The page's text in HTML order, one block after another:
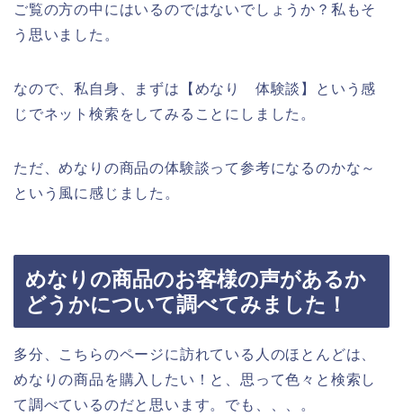
ご覧の方の中にはいるのではないでしょうか？私もそ
う思いました。
なので、私自身、まずは【めなり 体験談】という感
じでネット検索をしてみることにしました。
ただ、めなりの商品の体験談って参考になるのかな～
という風に感じました。
めなりの商品のお客様の声があるか
どうかについて調べてみました！
多分、こちらのページに訪れている人のほとんどは、
めなりの商品を購入したい！と、思って色々と検索し
て調べているのだと思います。でも、、、。